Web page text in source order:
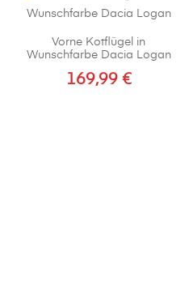
Vorne Kotflügel in
Wunschfarbe Dacia Logan
169,99 €